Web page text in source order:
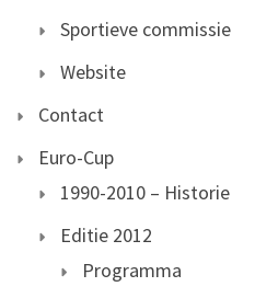
Sportieve commissie
Website
Contact
Euro-Cup
1990-2010 – Historie
Editie 2012
Programma